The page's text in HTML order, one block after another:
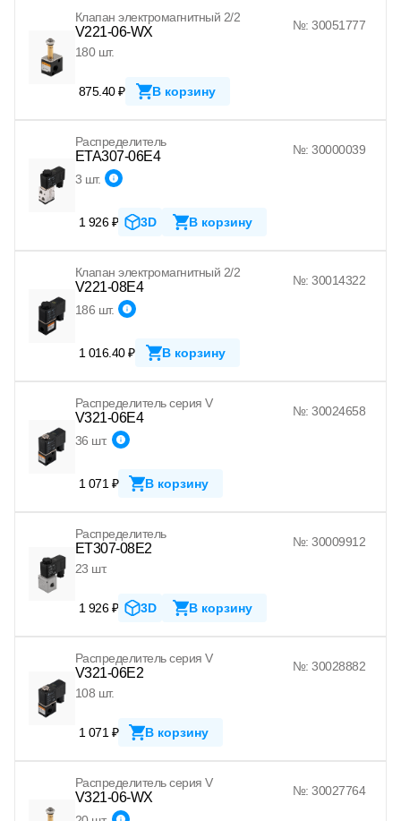
Клапан электромагнитный 2/2
V221-06-WX
№: 30051777
180 шт.
875.40 ₽ В корзину
Распределитель
ETA307-06E4 №: 30000039
3 шт.
1 926 ₽ 3D В корзину
Клапан электромагнитный 2/2
V221-08E4 №: 30014322
186 шт.
1 016.40 ₽ В корзину
Распределитель серия V
V321-06E4 №: 30024658
36 шт.
1 071 ₽ В корзину
Распределитель
ET307-08E2
№: 30009912
23 шт.
1 926 ₽ 3D В корзину
Распределитель серия V
V321-06E2
№: 30028882
108 шт.
1 071 ₽ В корзину
Распределитель серия V
V321-06-WX №: 30027764